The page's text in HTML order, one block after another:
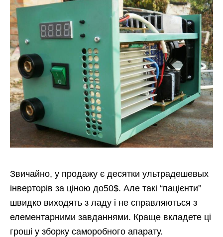
Звичайно, у продажу є десятки ультрадешевых
інверторів за ціною до50$. Але такі “пацієнти”
швидко виходять з ладу і не справляються з
елементарними завданнями. Краще вкладете ці
гроші у зборку саморобного апарату.